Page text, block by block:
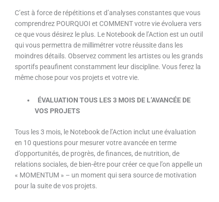
C’est à force de répétitions et d’analyses constantes que vous
comprendrez POURQUOI et COMMENT votre vie évoluera vers
ce que vous désirez le plus. Le Notebook de l’Action est un outil
qui vous permettra de millimétrer votre réussite dans les
moindres détails. Observez comment les artistes ou les grands
sportifs peaufinent constamment leur discipline. Vous ferez la
même chose pour vos projets et votre vie.
ÉVALUATION TOUS LES 3 MOIS DE L’AVANCÉE DE
VOS PROJETS
Tous les 3 mois, le Notebook de l’Action inclut une évaluation
en 10 questions pour mesurer votre avancée en terme
d’opportunités, de progrès, de finances, de nutrition, de
relations sociales, de bien-être pour créer ce que l’on appelle un
« MOMENTUM » – un moment qui sera source de motivation
pour la suite de vos projets.